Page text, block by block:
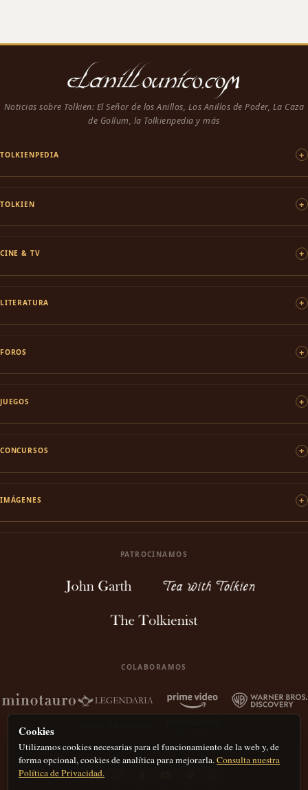
Noticias sobre Tolkien: El Señor de los Anillos, Los Anillos de Poder, La Caza
de Gollum, la Tolkienpedia y más
TOLKIENPEDIA
TOLKIEN
CINE & TV
LITERATURA
FOROS
JUEGOS
CONCURSOS
IMÁGENES
PATROCINAMOS
COLABORAMOS
Cookies
Utilizamos cookies necesarias para el funcionamiento de la web y, de
forma opcional, cookies de analítica para mejorarla.Consulta nuestra
Política de Privacidad.